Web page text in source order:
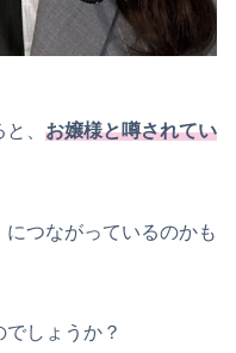
、 お嬢様と噂されてい
につながっているのかも
しょうか？